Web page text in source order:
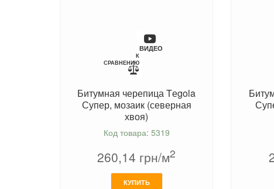
ВИДЕО
К
СРАВНЕНИЮ
Битумная черепица Tеgola
Супер, мозаик (северная
хвоя)
Код товара: 5319
260,14 грн/м2
КУПИТЬ